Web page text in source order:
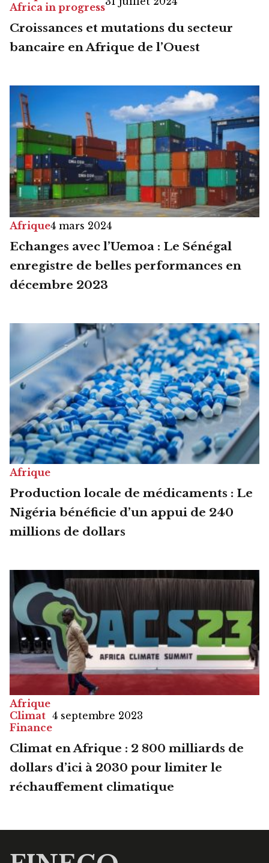
Africa in progress
Croissances et mutations du secteur
bancaire en Afrique de l’Ouest
Afrique4 mars 2024
Echanges avec l’Uemoa : Le Sénégal
enregistre de belles performances en
décembre 2023
Afrique
Production locale de médicaments : Le
Nigéria bénéficie d’un appui de 240
millions de dollars
Afrique
Climat
Finance
4 septembre 2023
Climat en Afrique : 2 800 milliards de
dollars d’ici à 2030 pour limiter le
réchauffement climatique